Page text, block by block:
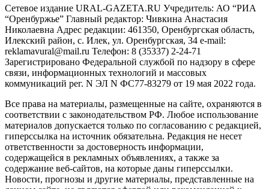
Сетевое издание URAL-GAZETA.RU Учредитель: АО “РИА
“Оренбуржье” Главный редактор: Чивкина Анастасия
Николаевна Адрес редакции: 461350, Оренбургская область,
Илекский район, с. Илек, ул. Оренбургская, 34 e-mail:
reklamavural@mail.ru Телефон: 8 (35337) 2-24-71
Зарегистрировано Федеральной службой по надзору в сфере
связи, информационных технологий и массовых
коммуникаций рег. N ЭЛ N ФС77-83279 от 19 мая 2022 года.
Все права на материалы, размещенные на сайте, охраняются в
соответствии с законодательством РФ. Любое использование
материалов допускается только по согласованию с редакцией,
гиперссылка на источник обязательна. Редакция не несет
ответственности за достоверность информации,
содержащейся в рекламных объявлениях, а также за
содержание веб-сайтов, на которые даны гиперссылки.
Новости, прогнозы и другие материалы, представленные на